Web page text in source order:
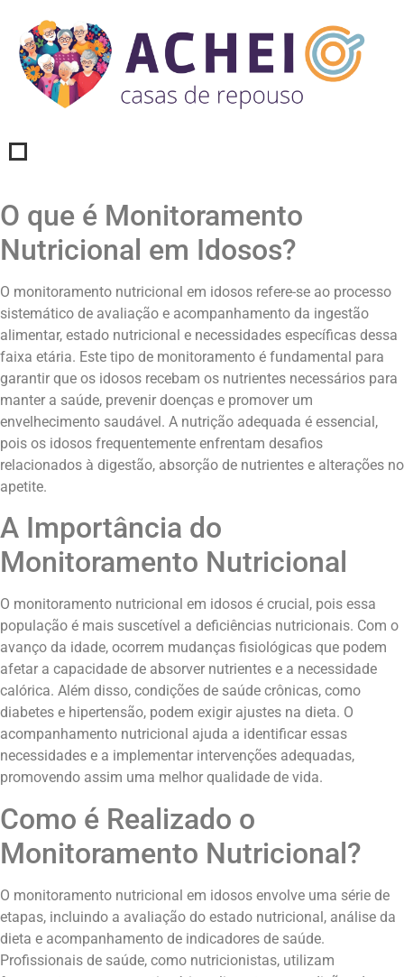
O que é Monitoramento
Nutricional em Idosos?
O monitoramento nutricional em idosos refere-se ao processo
sistemático de avaliação e acompanhamento da ingestão
alimentar, estado nutricional e necessidades específicas dessa
faixa etária. Este tipo de monitoramento é fundamental para
garantir que os idosos recebam os nutrientes necessários para
manter a saúde, prevenir doenças e promover um
envelhecimento saudável. A nutrição adequada é essencial,
pois os idosos frequentemente enfrentam desafios
relacionados à digestão, absorção de nutrientes e alterações no
apetite.
A Importância do
Monitoramento Nutricional
O monitoramento nutricional em idosos é crucial, pois essa
população é mais suscetível a deficiências nutricionais. Com o
avanço da idade, ocorrem mudanças fisiológicas que podem
afetar a capacidade de absorver nutrientes e a necessidade
calórica. Além disso, condições de saúde crônicas, como
diabetes e hipertensão, podem exigir ajustes na dieta. O
acompanhamento nutricional ajuda a identificar essas
necessidades e a implementar intervenções adequadas,
promovendo assim uma melhor qualidade de vida.
Como é Realizado o
Monitoramento Nutricional?
O monitoramento nutricional em idosos envolve uma série de
etapas, incluindo a avaliação do estado nutricional, análise da
dieta e acompanhamento de indicadores de saúde.
Profissionais de saúde, como nutricionistas, utilizam